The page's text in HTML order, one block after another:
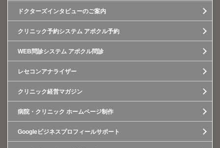
ドクターズインタビューのご案内
クリニック予約システム アポクル予約
WEB問診システム アポクル問診
レセコンアナライザー
クリニック経営マガジン
病院・クリニック ホームページ制作
Googleビジネスプロフィールサポート